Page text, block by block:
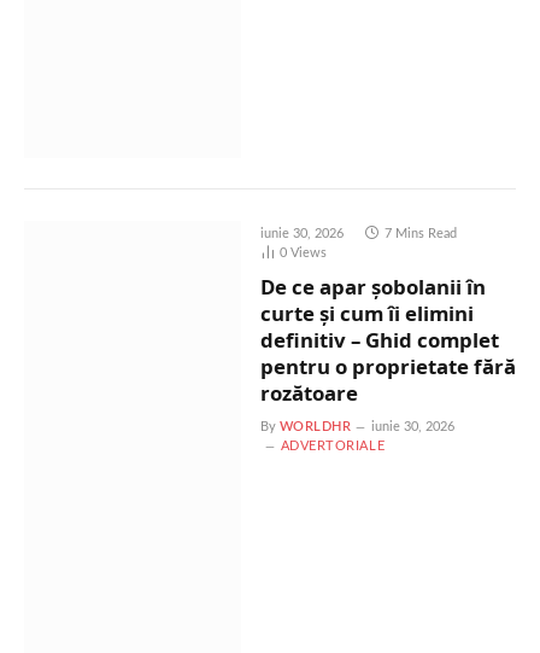
iunie 30, 2026
7 Mins Read
0 Views
De ce apar șobolanii în
curte și cum îi elimini
definitiv – Ghid complet
pentru o proprietate fără
rozătoare
By WORLDHR
iunie 30, 2026
ADVERTORIALE